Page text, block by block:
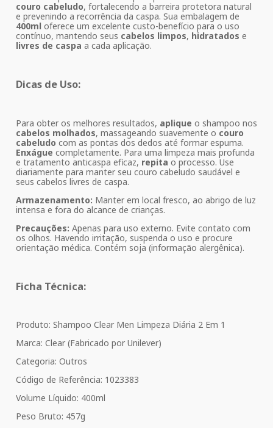
couro cabeludo, fortalecendo a barreira protetora natural
e prevenindo a recorrência da caspa. Sua embalagem de
400ml oferece um excelente custo-benefício para o uso
contínuo, mantendo seus cabelos limpos, hidratados e
livres de caspa a cada aplicação.
Dicas de Uso:
Para obter os melhores resultados, aplique o shampoo nos
cabelos molhados, massageando suavemente o couro
cabeludo com as pontas dos dedos até formar espuma.
Enxágue completamente. Para uma limpeza mais profunda
e tratamento anticaspa eficaz, repita o processo. Use
diariamente para manter seu couro cabeludo saudável e
seus cabelos livres de caspa.
Armazenamento: Manter em local fresco, ao abrigo de luz
intensa e fora do alcance de crianças.
Precauções: Apenas para uso externo. Evite contato com
os olhos. Havendo irritação, suspenda o uso e procure
orientação médica. Contém soja (informação alergênica).
Ficha Técnica:
Produto: Shampoo Clear Men Limpeza Diária 2 Em 1
Marca: Clear (Fabricado por Unilever)
Categoria: Outros
Código de Referência: 1023383
Volume Líquido: 400ml
Peso Bruto: 457g